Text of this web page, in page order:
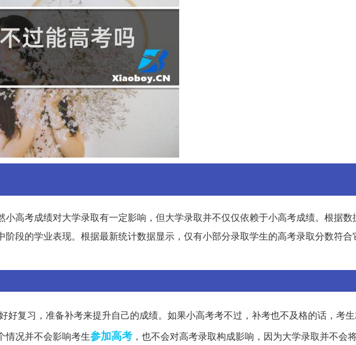
高考成绩对大学录取有一定影响，但大学录取并不仅仅依赖于小高考成绩。根据数
段的学业表现。根据最新统计数据显示，仅有小部分录取学生的高考录取分数符合
好复习，准备补考来提升自己的成绩。如果小高考考不过，补考也不及格的话，考
情况并不会影响考生参加高考 ，也不会对高考录取构成影响，因为大学录取并不会